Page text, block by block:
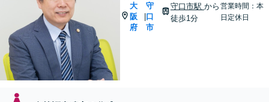
大
阪
府
守
口
市
守口市駅 から
徒歩1分
営業時間：本
日定休日